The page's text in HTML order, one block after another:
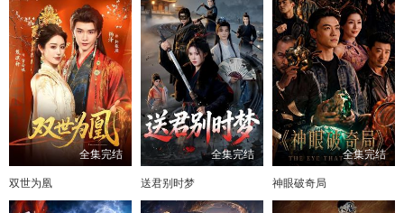
全集完结
双世为凰
全集完结
送君别时梦
全集完结
神眼破奇局